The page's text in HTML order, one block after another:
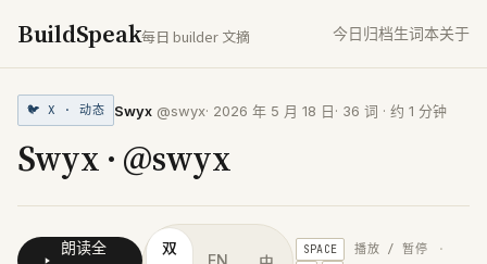
BuildSpeak每日 builder 文摘 今日归档生词本关于
🐦 X · 动态 Swyx@swyx· 2026 年 5 月 18 日· 36 词 · 约 1 分钟
Swyx · @swyx
朗读全
双
EN
SPACE 播放 / 暂停 ·